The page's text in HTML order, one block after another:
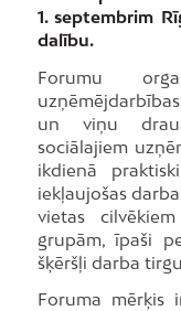
1. septembrim
dalību.
Forumu
un viņu
sociālajiem
ikdienā
iekļaujošas
vietas
grupām, īpaši
šķēršļi darba
Foruma mērķis